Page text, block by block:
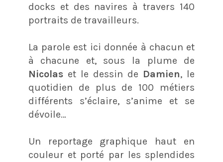
docks et des navires à travers 140
portraits de travailleurs.
La parole est ici donnée à chacun et
à chacune et, sous la plume de
Nicolas et le dessin de Damien, le
quotidien de plus de 100 métiers
différents s’éclaire, s’anime et se
dévoile…
Un reportage graphique haut en
couleur et porté par les splendides